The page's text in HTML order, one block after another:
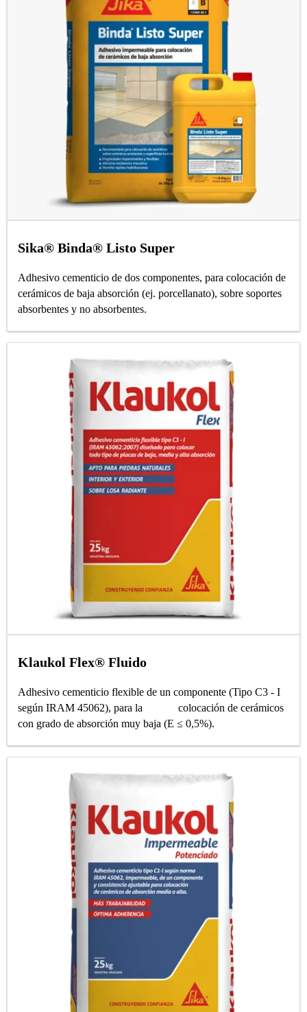
Sika® Binda® Listo Super
Adhesivo cementicio de dos componentes, para colocación de
cerámicos de baja absorción (ej. porcellanato), sobre soportes
absorbentes y no absorbentes.
Klaukol Flex® Fluido
Adhesivo cementicio flexible de un componente (Tipo C3 - I
según IRAM 45062), para la colocación de cerámicos
con grado de absorción muy baja (E ≤ 0,5%).